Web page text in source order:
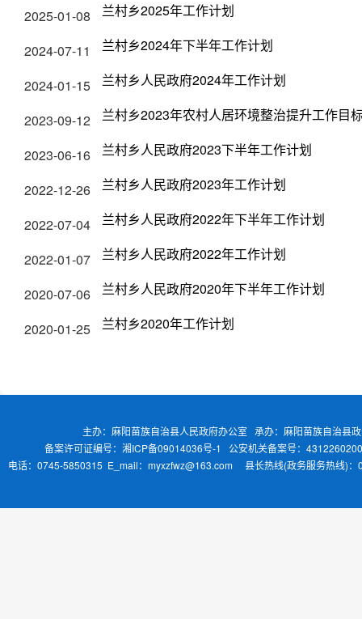
2025-01-08 兰村乡2025年工作计划
2024-07-11 兰村乡2024年下半年工作计划
2024-01-15 兰村乡人民政府2024年工作计划
2023-09-12 兰村乡2023年农村人居环境整治提升工作目
2023-06-16 兰村乡人民政府2023下半年工作计划
2022-12-26 兰村乡人民政府2023年工作计划
2022-07-04 兰村乡人民政府2022年下半年工作计划
2022-01-07 兰村乡人民政府2022年工作计划
2020-07-06 兰村乡人民政府2020年下半年工作计划
2020-01-25 兰村乡2020年工作计划
主办：麻阳苗族自治县人民政府办公室 承办：麻阳苗族自治县
备案许可证编号：湘ICP备09014036号-1
公安机关备案号：
电话：0745-5850315 E_mail：myxzfwz@163.com 县长热线(政务服务热线)